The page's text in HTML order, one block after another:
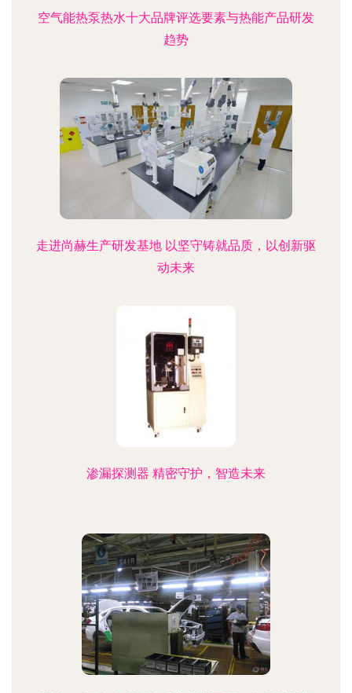
空气能热泵热水十大品牌评选要素与热能产品研发
趋势
走进尚赫生产研发基地 以坚守铸就品质，以创新驱
动未来
渗漏探测器 精密守护，智造未来